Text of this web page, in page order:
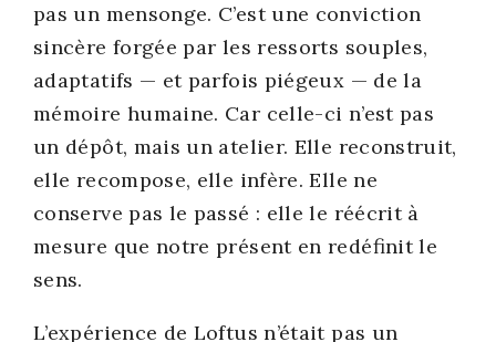
pas un men­songe. C’est une convic­tion
sin­cère for­gée par les res­sorts souples,
adap­ta­tifs — et par­fois pié­geux — de la
mémoire humaine. Car celle-ci n’est pas
un dépôt, mais un ate­lier. Elle recons­truit,
elle recom­pose, elle infère. Elle ne
conserve pas le pas­sé : elle le réécrit à
mesure que notre pré­sent en redé­fi­nit le
sens.
L’expérience de Lof­tus n’était pas un